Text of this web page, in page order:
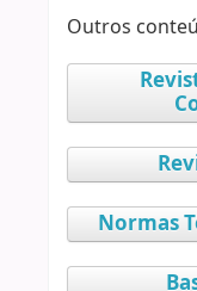
Outros
Normas